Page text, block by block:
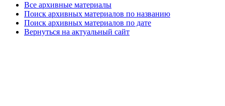
Все архивные материалы
Поиск архивных материалов по названию
Поиск архивных материалов по дате
Вернуться на актуальный сайт